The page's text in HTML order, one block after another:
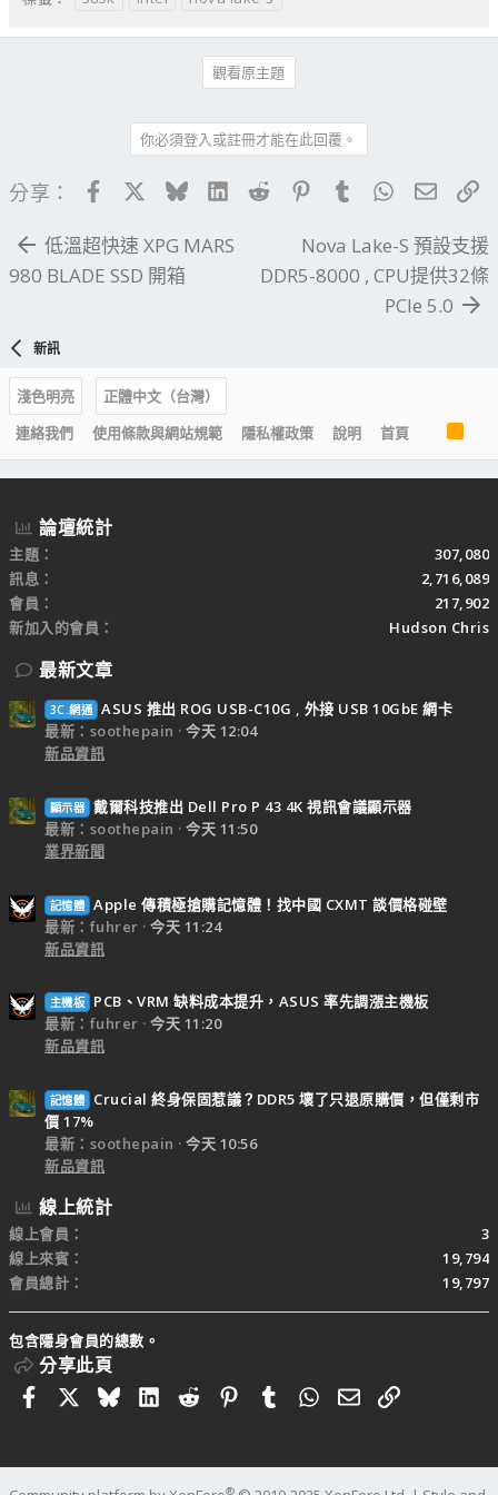
觀看原主題
你必須登入或註冊才能在此回覆。
分享： FacebookBlueskyLinkedIn
Reddit PinterestTumblrWhatsApp
電子
低溫超快速 XPG MARS
980 BLADE SSD 開箱
Nova Lake-S 預設支援
DDR5-8000 , CPU提供32條
PCIe 5.0
新訊
淺色明亮
正體中文（台灣）
連絡我們
使用條款與網站規範 隱私權政策 說明 首頁
R
S
S
論壇統計
主題
307,080
訊息
2,716,089
會員
217,902
新加入的會員
Hudson Chris
最新文章
3C.網通 ASUS 推出 ROG USB-C10G , 外接 USB 10GbE 網卡
最新：soothepain
今天 12:04
新品資訊
顯示器 戴爾科技推出 Dell Pro P 43 4K 視訊會議顯示器
最新：soothepain
今天 11:50
業界新聞
記憶體 Apple 傳積極搶購記憶體！找中國 CXMT 談價格碰壁
最新：fuhrer
今天 11:24
新品資訊
主機板
PCB、VRM 缺料成本提升，ASUS 率先調漲主機板
最新：fuhrer
今天 11:20
新品資訊
記憶體
Crucial 終身保固惹議？DDR5 壞了只退原購價，但僅剩市
價 17%
最新：soothepain
今天 10:56
新品資訊
線上統計
線上會員
3
線上來賓
19,794
會員總計
19,797
包含隱身會員的總數。
分享此頁
FacebookBlueskyLinkedIn
RedditPinterestTumblrWhatsApp
電子郵件
連結
®